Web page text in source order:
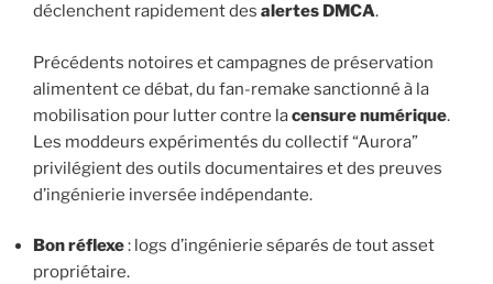
déclenchent rapidement des alertes DMCA.
Précédents notoires et campagnes de préservation
alimentent ce débat, du fan-remake sanctionné à la
mobilisation pour lutter contre lacensure numérique.
Les moddeurs expérimentés du collectif “Aurora”
privilégient des outils documentaires et des preuves
d’ingénierie inversée indépendante.
Bon réflexe: logs d’ingénierie séparés de tout asset
propriétaire.